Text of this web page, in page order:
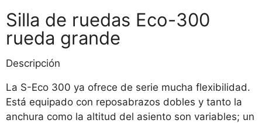
Silla de ruedas Eco-300
rueda grande
Descripción
La S-Eco 300 ya ofrece de serie mucha flexibilidad.
Está equipado con reposabrazos dobles y tanto la
anchura como la altitud del asiento son variables; un